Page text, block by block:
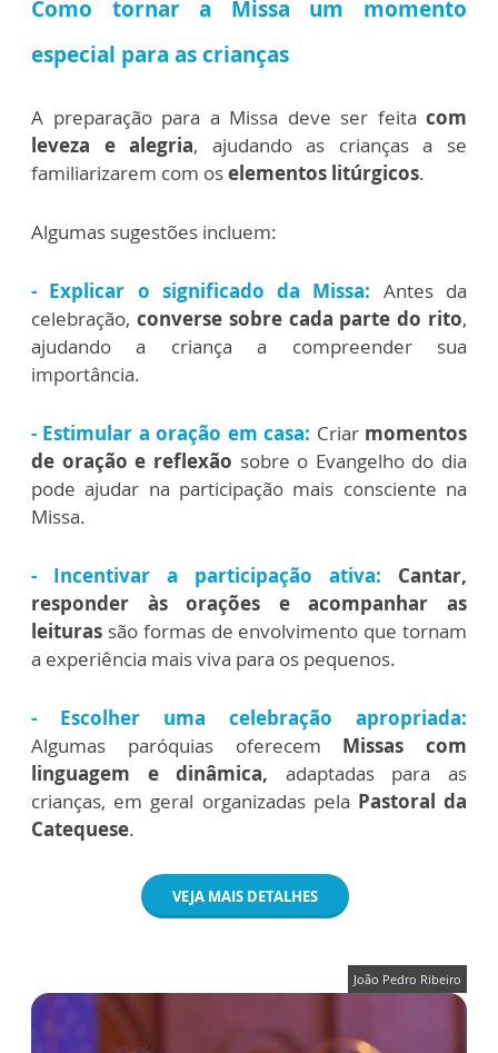
Como tornar a Missa um momento
especial para as crianças
A preparação para a Missa deve ser feita com
leveza e alegria, ajudando as crianças a se
familiarizarem com oselementos litúrgicos.
Algumas sugestões incluem:
- Explicar o significado da Missa: Antes da
celebração, converse sobre cada parte do rito,
ajudando a criança a compreender sua
importância.
- Estimular a oração em casa: Criar momentos
de oração e reflexão sobre o Evangelho do dia
pode ajudar na participação mais consciente na
Missa.
- Incentivar a participação ativa: Cantar,
responder às orações e acompanhar as
leituras são formas de envolvimento que tornam
a experiência mais viva para os pequenos.
- Escolher uma celebração apropriada:
Algumas paróquias oferecem Missas com
linguagem e dinâmica, adaptadas para as
crianças, em geral organizadas pela Pastoral da
Catequese.
VEJA MAIS DETALHES
João Pedro Ribeiro